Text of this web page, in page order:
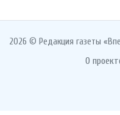
2026 © Редакция газеты
О